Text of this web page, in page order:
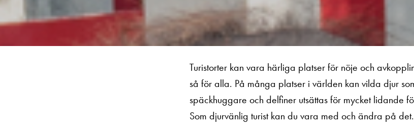
Turistorter kan vara härliga platser för nöje och
så för alla. På många platser i världen kan vilda djur
späckhuggare och delfiner utsättas för mycket lidande
Som djurvänlig turist kan du vara med och ändra på det.